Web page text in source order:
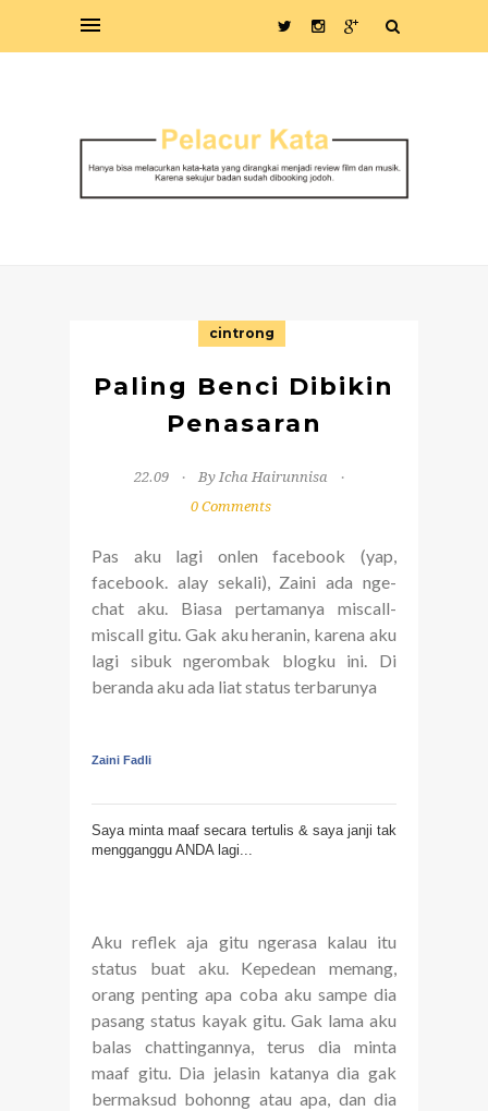
cintrong
Paling Benci Dibikin
Penasaran
22.09
By Icha Hairunnisa
0 Comments
Pas aku lagi onlen facebook (yap,
facebook. alay sekali), Zaini ada nge-
chat aku. Biasa pertamanya miscall-
miscall gitu. Gak aku heranin, karena aku
lagi sibuk ngerombak blogku ini. Di
beranda aku ada liat status terbarunya
Zaini Fadli
Saya minta maaf secara tertulis & saya janji tak
mengganggu ANDA lagi...
Aku reflek aja gitu ngerasa kalau itu
status buat aku. Kepedean memang,
orang penting apa coba aku sampe dia
pasang status kayak gitu. Gak lama aku
balas chattingannya, terus dia minta
maaf gitu. Dia jelasin katanya dia gak
bermaksud bohonng atau apa, dan dia